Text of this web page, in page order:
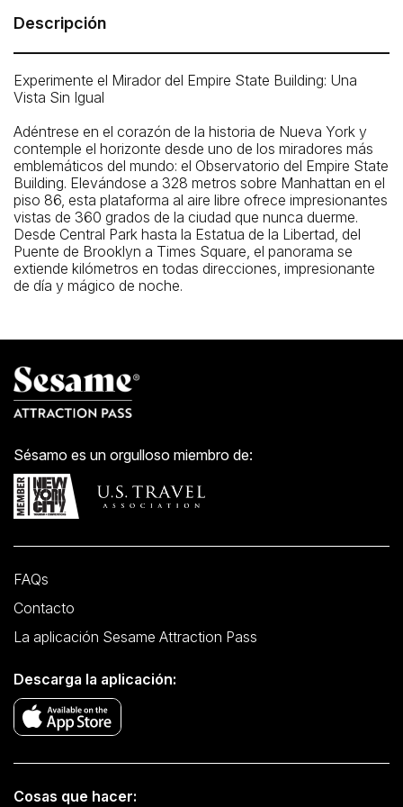
34th St. Herald Sq. (B, D, F, M, N, Q, R, W)
Estación de autobús más cercana
W 34st / Broadway
5 Av / W 33 St
Descripción
Experimente el Mirador del Empire State Building: Una
Vista Sin Igual
Adéntrese en el corazón de la historia de Nueva York y
contemple el horizonte desde uno de los miradores más
emblemáticos del mundo: el Observatorio del Empire State
Building. Elevándose a 328 metros sobre Manhattan en el
piso 86, esta plataforma al aire libre ofrece impresionantes
vistas de 360 ​​grados de la ciudad que nunca duerme.
Desde Central Park hasta la Estatua de la Libertad, del
Puente de Brooklyn a Times Square, el panorama se
extiende kilómetros en todas direcciones, impresionante
de día y mágico de noche.
Sésamo es un orgulloso miembro de:
FAQs
Contacto
La aplicación Sesame Attraction Pass
Descarga la aplicación:
Cosas que hacer: